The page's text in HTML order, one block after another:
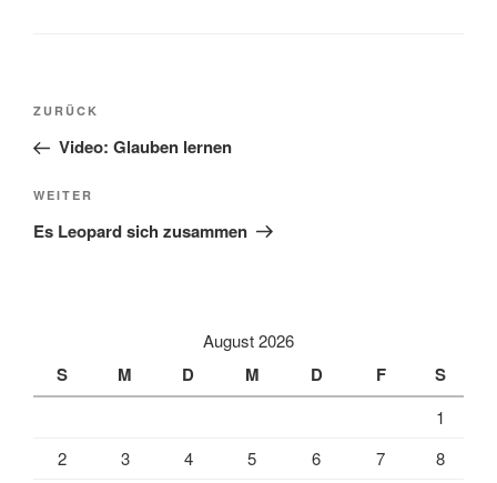
Beitragsnavigation
Vorheriger
Beitrag
ZURÜCK
Video: Glauben lernen
Nächster
Beitrag
WEITER
Es Leopard sich zusammen
August 2026
S M D M D F S
1
2
3 4 5 6 7
8